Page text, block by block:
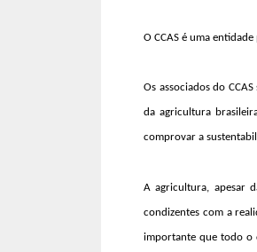
O CCAS é uma
Os associados do
da agricultura
comprovar a
A agricultura, apesar
condizentes com a
importante que todo o